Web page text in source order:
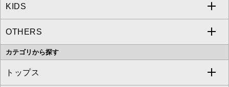
MICHEL KLEIN
MK MICHEL KLEIN
OFUON le MK
a.v.v
MICHEL KLEIN HOMME
MK MICHEL KLEIN HOMME
KIDS
a.v.v
OTHERS
MK MICHEL KLEIN BAG
カテゴリから探す
トップス